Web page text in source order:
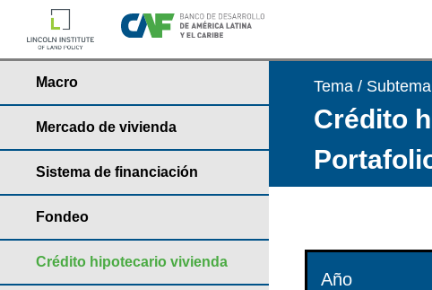
Macro
Mercado de vivienda
Sistema de financiación
Fondeo
Crédito hipotecario vivienda
Tema /
Crédito
Año